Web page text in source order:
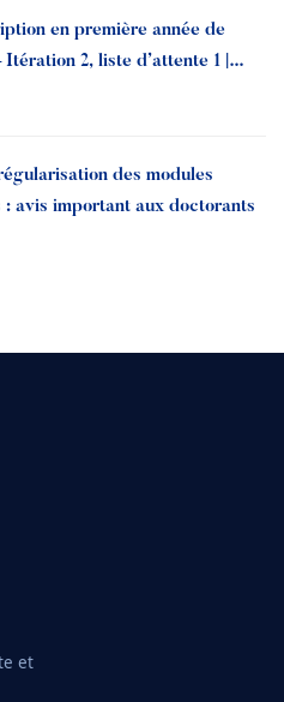
en première année de
2, liste d’attente 1 |
des modules
avis important aux doctorants
et